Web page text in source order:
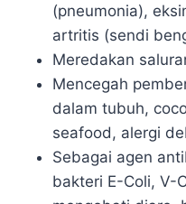
(pneumonia),
artritis (sendi
Meredakan
Mencegah
dalam tubuh,
seafood, alergi
Sebagai agen
bakteri E-Coli, V-